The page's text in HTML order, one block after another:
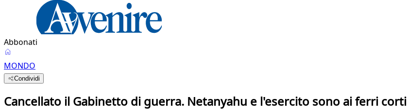
Abbonati
MONDO
Condividi
Cancellato il Gabinetto di guerra. Netanyahu e l'esercito sono ai ferri corti